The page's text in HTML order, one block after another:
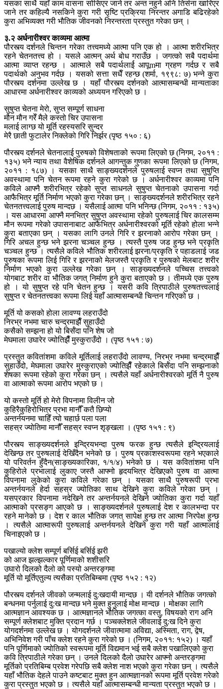
यसका साथै यहाँ काम वासना सोसिएर जाने तर अन्त नहुने अनि तिर्सना खारिएर
जाने तर कहिल्यै नसकिने कुरा गरी सृष्टि प्रक्रिया निरन्तर अगाडि बढिरहेको
कुरा अभिव्यक्त गरी भौतिक जीवनको निरन्तरता प्रस्तुत गरेका छन् ।
३.२ अर्धनारीश्वर काव्यमा आत्मा
पौरस्त्य दर्शनले चिन्तन गरेका तत्त्वमध्ये आत्मा पनि एक हो । आत्मा शरीरभित्र
रहने चेतनतत्त्व हो । यसले आत्मन् अर्थ बोध गराउँछ । जगत्को सबै पदार्थमा
आत्मा व्याप्त रहन्छ । आत्माले सबै पदार्थलार्ई आपूmमा ग्रहण गर्दछ र सबै
पदार्थको अनुभव गर्दछ । यसको सत्ता सधैँ रहन्छ (शर्मा, १९९८: ७) भन्ने कुरा
पौरस्त्य दर्शनमा उल्लेख छ । यहाँ पौरस्त्य दर्शनको आत्मासम्बन्धी मान्यताका
आधारमा अर्धनारीश्वर काव्यको अध्ययन गरिएको छ ।
सुषुप्त चेतना मेरो, सुप्त सम्पूर्ण साधना
मौन मौन गरेँ मैले कस्तो चिर उपासना
मलाई लाग्छ यो मूर्ति रहस्यसरि सुन्दर
मेरै छाती फुटालेर निक्लेको गिरि निर्झर (पृष्ठ १५० : ६)
पौरस्त्य दर्शनले चेतनालाई पुरुषको विशेषताको रूपमा लिएको छ (निगम, २०११ :
१३५) भने न्याय तथा वैशेषिक दर्शनले आगन्तुक गुणका रूपमा लिएको छ (निगम,
२०११ : १८७) । यसका साथै साङ्ख्यदर्शनले पुरुषलाई स्वप्न तथा सुषुप्ति
अवस्थामा पनि चेतन रूपमा रहने कुरा गरेको छ । अर्धनारीश्वर काव्यमा पनि
कविले आफ्नै शरीरभित्र रहेको सुप्त साधनले सुषुप्त चेतनाको उपासना गर्दा
आफैभित्र मूर्ति निर्माण भएको कुरा गरेका छन् । साङ्ख्यदर्शनले शरीरभित्र रहने
चेतनतत्त्वलाई पुरुष मान्दछ । यसैलाई आत्मा पनि भनिन्छ (निगम, २०११ : १३५)
। यस आधारमा आफ्नै मनभित्र सुषुप्त अवस्थामा रहेको पुरुषलाई चिर कालसम्म
मौन रूपमा गरेको उपासनाबाट आफैभित्र अर्धनारीश्वरको मूर्ति रहेको होला भन्ने
कुरा बताएका छन् । यसका लागि उनले गिरि र झरनाको आरोप गरेका छन् ।
गिरि अचल हुन्छ भने झरना चञ्चल हुन्छ । त्यस्तै पुरुष जड हुन्छ भने प्रकृति
चञ्चल हुन्छ । त्यसैले कविले भौतिक शरीरलाई झरना/प्रकृति र पहाडलाई जड
पुरुषका रूपमा लिई गिरि र झरनाको मेलजस्तै प्रकृति र पुरुषको मेलबाट शरीर
निर्माण भएको कुरा उल्लेख गरेका छन् । साङ्ख्यदर्शनले पच्चिस तत्त्वको
योगबाट शरीर वा भौतिक जगत् निर्माण हुने कुरा बताएको छ । तीमध्ये एक पुरुष
हो । यो सुषुप्त रहे पनि चेतन हुन्छ । यसरी कवि त्रिपाठीले पुरुषतत्त्वलाई
सुषुप्त र चेतनतत्त्वका रूपमा लिई यहाँ आत्मासम्बन्धी चिन्तन गरिएको छ ।
मूर्ति यो कसको होला लावण्य लहराउँदो
निरभ्र नभमा चारु चन्द्रमाझैँ सुहाउँदो
कसैको सम्झना हो यो बिर्सँदा पनि शेष जो
मेघमाला उघारेर ज्योतिझैँ मुस्कुराउँदो । (पृष्ठ १५१ : ७)
प्रस्तुत कवितांशमा कविले मूर्तिलाई लहराउँदो लावण्य, निरभ्र नभमा चन्द्रमाझैँ
सुहाउँदो, मेघमाला उघारेर मुस्कुराएको ज्योतिझैँ रहेकाले बिर्सँदा पनि सम्झनाको
शेषका रूपमा रहेको कुरा गरेका छन् । त्यसैले यहाँ अर्धनारीश्वरको मूर्ति नै पुरुष
वा आत्माको रूपमा आरोप भएको छ ।
यो कस्तो मूर्ति हो मेरो विपनामा विलीन जो
कुहिरैकुहिरोभित्र प्रभा मानौँ कतै छिप्यो
अन्तर्नयनमा चाहिँ त्यो चहार्छ पला पला
सहस्र ज्योतिमा मानौँ सहस्र स्वप्न शृङ्खला । (पृष्ठ १५१ : ९)
पौरस्त्य साङ्ख्यदर्शनले इन्द्रियभन्दा पुरुष फरक हुन्छ त्यसैले इन्द्रियलाई
देखिन्छ तर पुरुषलाई देखिँदैन भनेको छ । पुरुष प्रकाशस्वरूपमा रहने भएकाले
यो परिवर्तन हुँदैन(साङ्ख्यकारिका, १/१/४) भनेको छ । यस कवितांशमा पनि
कुहिरोले प्रभालाई लुकाए जस्तै आफ्नो हृदयभित्र देखिएको पुरुष वा आत्मा
विपनामा लुकेको कुरा कविले गरेका छन् । यसका साथै पुरुषरूपी प्रभा
अन्तर्नयनले हेर्दा सहस्र ज्योतिका साथ देखिने कुरा कविले गरेका छन् ।
यसप्रकार विपनामा नदेखिने तर अन्तर्नयनले देखिने ज्योतिका कुरा गर्दा यहाँ
आत्माको प्रसङ्ग आएको छ । साङ्ख्यदर्शनले पुरुषलाई देश र कालभन्दा पर
रहने मानेको छ । देश र काल भौतिक जगत् सापेक्ष हुन्छ तर आत्मा निरपेक्ष हुन्छ
। त्यसैले आत्मारूपी पुरुषलाई अन्तर्नयनले देखिने कुरा गरी यहाँ आत्मालाई
चिनाइएको छ ।
पखाल्यो क्लेश सम्पूर्ण बर्सिई बर्सिई झरी
को आज झल्झल्कार पूर्णिमाको शशीसरि
उघारो दिलको दैलो को पस्यो अन्तरङ्गमा
मूर्ति यो मूर्तिएतुल्य त्यसैका प्रतिबिम्बमा (पृष्ठ १५२ : १२)
पौरस्त्य दर्शनले जीवको जन्मलाई दु:खदायी मान्दछ । यी दर्शनले भौतिक जगत्को
बन्धनमा पर्नुलाई दु:ख मान्दछ भने मुक्त हुनुलाई मोक्ष मान्दछ । मोक्षका लागि
आत्मज्ञान आवश्यक छ । आत्मज्ञानले भौतिक जगत्का वस्तु, विषयको राग अनि
सम्पूर्ण क्लेशबाट मुक्ति प्रदान गर्छ । पञ्चक्लेशले जीवलाई दु:ख दिने कुरा
योगदर्शनमा उल्लेख छ । योगदर्शनले जीवात्मामा अविद्या, अस्मिता, राग, द्वेष,
अभिनिवेश गरी पाँच क्लेश रहने कुरा गरेको छ । (निगम, २०११: १५२) । यहाँ
पनि पूर्णिमाको ज्योतिको स्वरूपमा मूर्ति विद्यमान भई सबै क्लेश पखालिएको कुरा
कवि त्रिपाठीले गरेका छन् । उनले दिलको दैलो उघारेर आफ्नो अन्तरङ्गमा
मूर्तिको प्रतिबिम्ब प्रवेश गरेपछि सबै क्लेश नाश भएको कुरा गरेका छन् । त्यसैले
यहाँ भौतिक देहले पाउने कष्टबाट मुक्त हुन आत्मज्ञानको रूपमा मूर्ति प्रवेश गरेको
कुरा प्रस्तुत भएको छ । त्यसैले यहाँ आत्मासम्बन्धी मान्यता प्रस्तुत भएको छ ।